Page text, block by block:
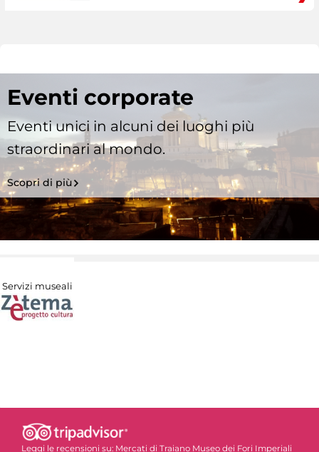
Eventi corporate
Eventi unici in alcuni dei luoghi più
straordinari al mondo.
Scopri di più
Servizi museali
Leggi le recensioni su: Mercati di Traiano Museo dei Fori Imperiali